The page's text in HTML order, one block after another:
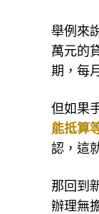
舉例來
萬元的
期，每
但如果
能抵算
認，這
那回到
辦理無